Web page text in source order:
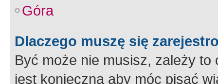
Góra
Dlaczego muszę się
Być może nie musisz, zależy
jest konieczna aby móc pisać